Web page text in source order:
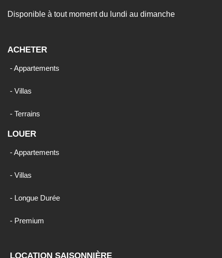
Disponible à tout moment du lundi au dimanche
ACHETER
- Appartements
- Villas
- Terrains
LOUER
- Appartements
- Villas
- Longue Durée
- Premium
LOCATION SAISONNIÈRE